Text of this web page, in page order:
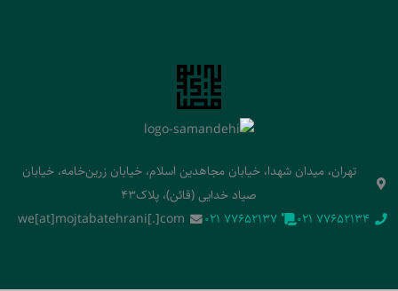
تهران، میدان شهدا، خیابان مجاهدین اسلام، خیابان زرین‌خامه، خیابان
صیاد خدایی (قائن)، پلاک43
‭021 77652134‬
‭021 77652137‬
we[at]mojtabatehrani[.]com